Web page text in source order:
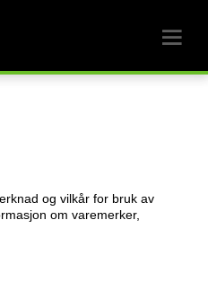
og vilkår for bruk av
om varemerker,